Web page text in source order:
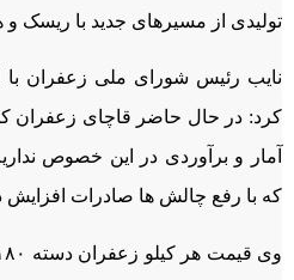
تولیدی از مسیرهای جدید با ریسک و
نایب رئیس شورای ملی زعفران با
کرد: در حال حاضر قاچای زعفران
آمار و برآوردی در این خصوص
که با رفع چالش ها صادرات افزایش